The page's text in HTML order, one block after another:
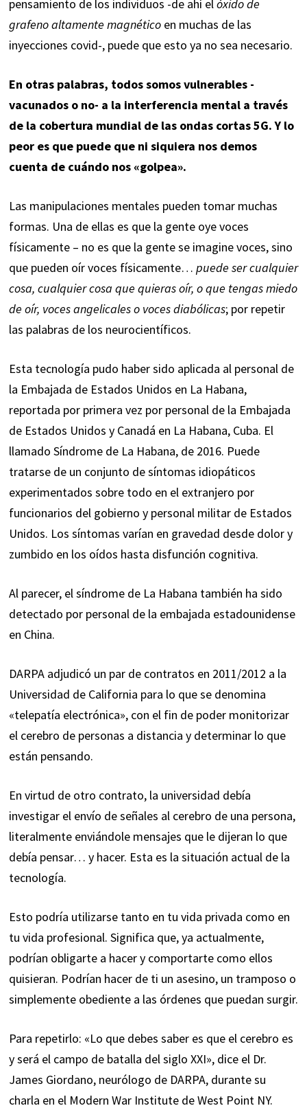
pensamiento de los individuos -de ahí elóxido de
grafeno altamente magnéticoen muchas de las
inyecciones covid-, puede que esto ya no sea necesario.
En otras palabras, todos somos vulnerables -
vacunados o no- a la interferencia mental a través
de la cobertura mundial de las ondas cortas 5G. Y lo
peor es que puede que ni siquiera nos demos
cuenta de cuándo nos «golpea».
Las manipulaciones mentales pueden tomar muchas
formas. Una de ellas es que la gente oye voces
físicamente – no es que la gente se imagine voces, sino
que pueden oír voces físicamente… puede ser cualquier
cosa, cualquier cosa que quieras oír, o que tengas miedo
de oír, voces angelicales o voces diabólicas; por repetir
las palabras de los neurocientíficos.
Esta tecnología pudo haber sido aplicada al personal de
la Embajada de Estados Unidos en La Habana,
reportada por primera vez por personal de la Embajada
de Estados Unidos y Canadá en La Habana, Cuba. El
llamado Síndrome de La Habana, de 2016. Puede
tratarse de un conjunto de síntomas idiopáticos
experimentados sobre todo en el extranjero por
funcionarios del gobierno y personal militar de Estados
Unidos. Los síntomas varían en gravedad desde dolor y
zumbido en los oídos hasta disfunción cognitiva.
Al parecer, el síndrome de La Habana también ha sido
detectado por personal de la embajada estadounidense
en China.
DARPA adjudicó un par de contratos en 2011/2012 a la
Universidad de California para lo que se denomina
«telepatía electrónica», con el fin de poder monitorizar
el cerebro de personas a distancia y determinar lo que
están pensando.
En virtud de otro contrato, la universidad debía
investigar el envío de señales al cerebro de una persona,
literalmente enviándole mensajes que le dijeran lo que
debía pensar… y hacer. Esta es la situación actual de la
tecnología.
Esto podría utilizarse tanto en tu vida privada como en
tu vida profesional. Significa que, ya actualmente,
podrían obligarte a hacer y comportarte como ellos
quisieran. Podrían hacer de ti un asesino, un tramposo o
simplemente obediente a las órdenes que puedan surgir.
Para repetirlo: «Lo que debes saber es que el cerebro es
y será el campo de batalla del siglo XXI», dice el Dr.
James Giordano, neurólogo de DARPA, durante su
charla en el Modern War Institute de West Point NY.